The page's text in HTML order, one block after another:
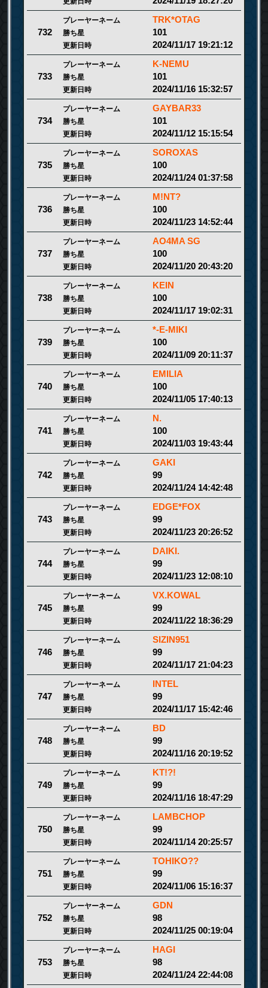
732
プレーヤーネーム TRK*OTAG
勝ち星 101
更新日時 2024/11/17 19:21:12
733
プレーヤーネーム K-NEMU
勝ち星 101
更新日時 2024/11/16 15:32:57
734
プレーヤーネーム GAYBAR33
勝ち星 101
更新日時 2024/11/12 15:15:54
735
プレーヤーネーム SOROXAS
勝ち星 100
更新日時 2024/11/24 01:37:58
736
プレーヤーネーム M!NT?
勝ち星 100
更新日時 2024/11/23 14:52:44
737
プレーヤーネーム AO4MA SG
勝ち星 100
更新日時 2024/11/20 20:43:20
738
プレーヤーネーム KEIN
勝ち星 100
更新日時 2024/11/17 19:02:31
739
プレーヤーネーム *-E-MIKI
勝ち星 100
更新日時 2024/11/09 20:11:37
740
プレーヤーネーム EMILIA
勝ち星 100
更新日時 2024/11/05 17:40:13
741
プレーヤーネーム N.
勝ち星 100
更新日時 2024/11/03 19:43:44
742
プレーヤーネーム GAKI
勝ち星 99
更新日時 2024/11/24 14:42:48
743
プレーヤーネーム EDGE*FOX
勝ち星 99
更新日時 2024/11/23 20:26:52
744
プレーヤーネーム DAIKI.
勝ち星 99
更新日時 2024/11/23 12:08:10
745
プレーヤーネーム VX.KOWAL
勝ち星 99
更新日時 2024/11/22 18:36:29
746
プレーヤーネーム SIZIN951
勝ち星 99
更新日時 2024/11/17 21:04:23
747
プレーヤーネーム INTEL
勝ち星 99
更新日時 2024/11/17 15:42:46
748
プレーヤーネーム BD
勝ち星 99
更新日時 2024/11/16 20:19:52
749
プレーヤーネーム KT!?!
勝ち星 99
更新日時 2024/11/16 18:47:29
750
プレーヤーネーム LAMBCHOP
勝ち星 99
更新日時 2024/11/14 20:25:57
751
プレーヤーネーム TOHIKO??
勝ち星 99
更新日時 2024/11/06 15:16:37
752
プレーヤーネーム GDN
勝ち星 98
更新日時 2024/11/25 00:19:04
753
プレーヤーネーム HAGI
勝ち星 98
更新日時 2024/11/24 22:44:08